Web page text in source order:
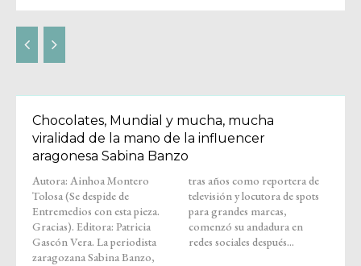
Chocolates, Mundial y mucha, mucha
viralidad de la mano de la influencer
aragonesa Sabina Banzo
Autora: Ainhoa Montero
Tolosa (Se despide de
Entremedios con esta pieza.
Gracias). Editora: Patricia
Gascón Vera. La periodista
zaragozana Sabina Banzo,
tras años como reportera de
televisión y locutora de spots
para grandes marcas,
comenzó su andadura en
redes sociales después...